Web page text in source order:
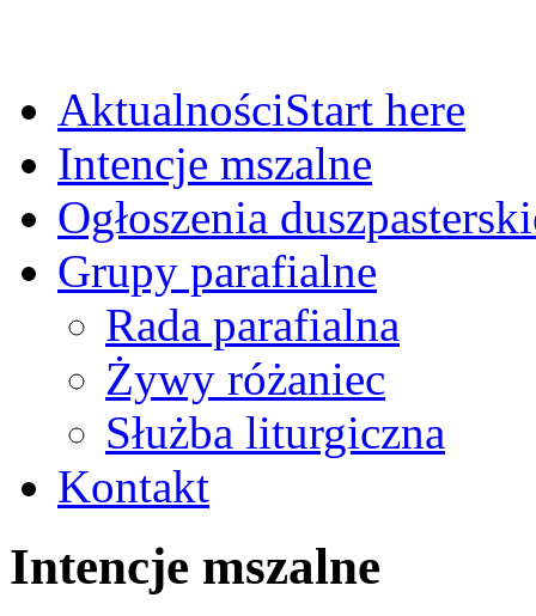
AktualnościStart here
Intencje mszalne
Ogłoszenia
Grupy parafialne
Rada parafialna
Żywy różaniec
Służba liturgiczna
Kontakt
Intencje mszalne